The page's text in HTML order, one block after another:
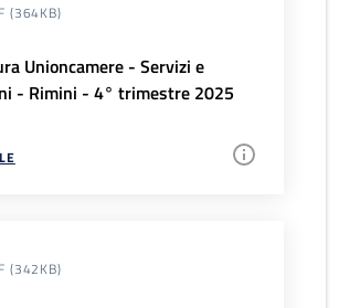
(364KB)
Unioncamere - Servizi e
- Rimini - 4° trimestre 2025
(342KB)